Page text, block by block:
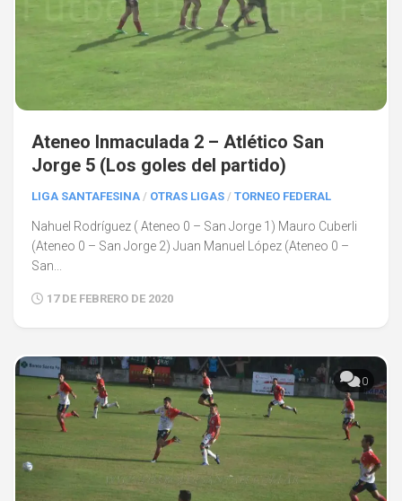
Ateneo Inmaculada 2 – Atlético San
Jorge 5 (Los goles del partido)
LIGA SANTAFESINA / OTRAS LIGAS / TORNEO FEDERAL
Nahuel Rodríguez ( Ateneo 0 – San Jorge 1) Mauro Cuberli
(Ateneo 0 – San Jorge 2) Juan Manuel López (Ateneo 0 –
San...
17 DE FEBRERO DE 2020
0